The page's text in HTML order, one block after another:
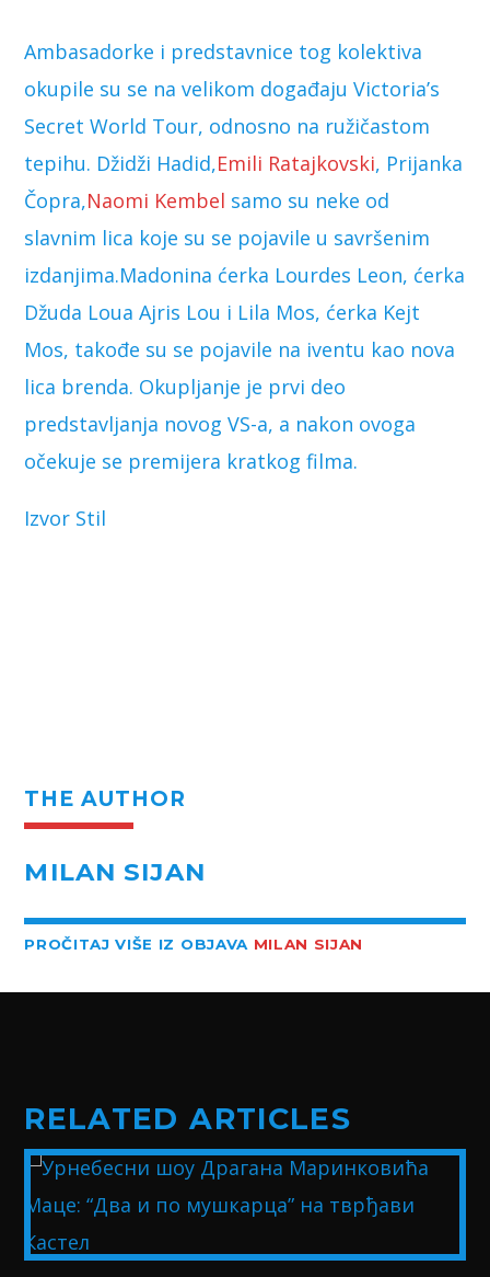
Ambasadorke i predstavnice tog kolektiva
okupile su se na velikom događaju Victoria’s
Secret World Tour, odnosno na ružičastom
tepihu. Džidži Hadid,Emili Ratajkovski, Prijanka
Čopra,Naomi Kembel samo su neke od
slavnim lica koje su se pojavile u savršenim
izdanjima.Madonina ćerka Lourdes Leon, ćerka
Džuda Loua Ajris Lou i Lila Mos, ćerka Kejt
Mos, takođe su se pojavile na iventu kao nova
lica brenda. Okupljanje je prvi deo
predstavljanja novog VS-a, a nakon ovoga
očekuje se premijera kratkog filma.
Izvor Stil
THE AUTHOR
MILAN SIJAN
PROČITAJ VIŠE IZ OBJAVA MILAN SIJAN
RELATED ARTICLES